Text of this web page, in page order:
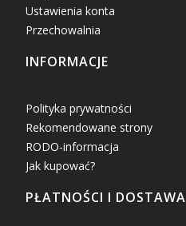
Ustawienia konta
Przechowalnia
INFORMACJE
Polityka prywatności
Rekomendowane strony
RODO-informacja
Jak kupować?
PŁATNOŚCI I DOSTAWA